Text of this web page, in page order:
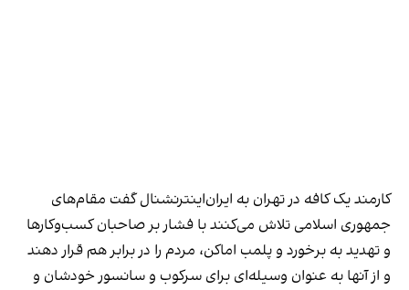
کارمند یک کافه در تهران به ایران‌اینترنشنال گفت مقام‌های
جمهوری اسلامی تلاش می‌کنند با فشار بر صاحبان کسب‌وکارها
و تهدید به برخورد و پلمب اماکن، مردم را در برابر هم قرار دهند
و از آنها به عنوان وسیله‌ای برای سرکوب و سانسور خودشان و